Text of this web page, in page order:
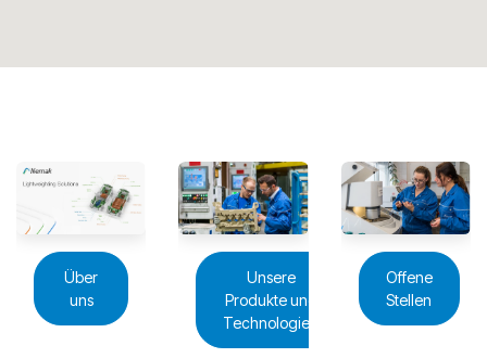
Über
uns
Unsere
Produkte und
Technologien
Offene
Stellen